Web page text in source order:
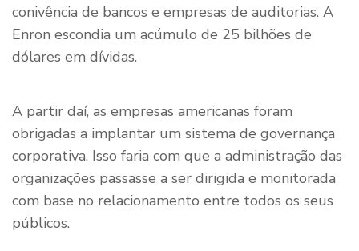
conivência de bancos e empresas de auditorias. A
Enron escondia um acúmulo de 25 bilhões de
dólares em dívidas.
A partir daí, as empresas americanas foram
obrigadas a implantar um sistema de governança
corporativa. Isso faria com que a administração das
organizações passasse a ser dirigida e monitorada
com base no relacionamento entre todos os seus
públicos.